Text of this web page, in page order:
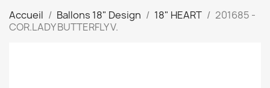
Accueil Ballons 18" Design 18" HEART
201685 -
COR.LADY BUTTERFLY V.